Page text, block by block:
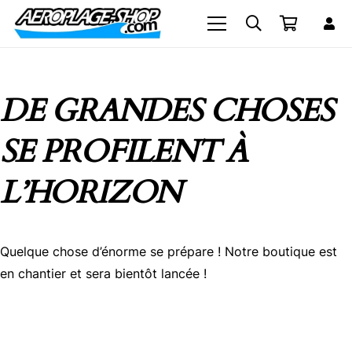
DE GRANDES CHOSES
SE PROFILENT À
L’HORIZON
Quelque chose d’énorme se prépare ! Notre boutique est
en chantier et sera bientôt lancée !